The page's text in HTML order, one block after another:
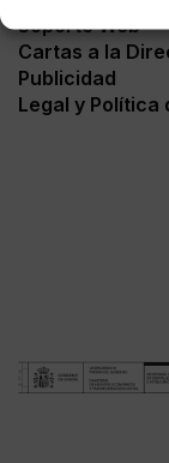
Soporte Web
Cartas a la
Publicidad
Legal y Política